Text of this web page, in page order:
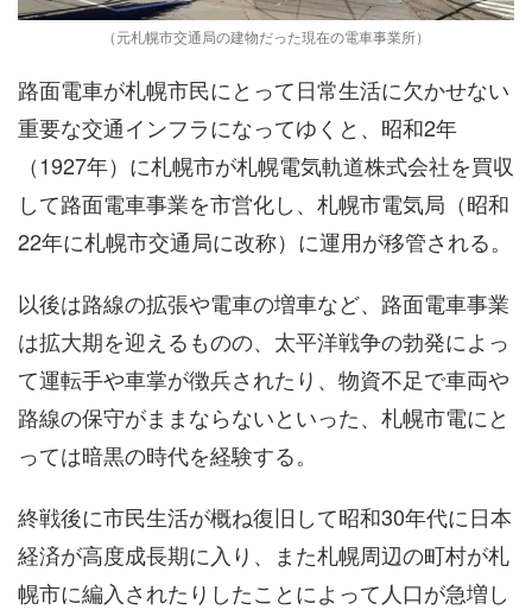
（元札幌市交通局の建物だった現在の電車事業所）
路面電車が札幌市民にとって日常生活に欠かせない
重要な交通インフラになってゆくと、昭和2年
（1927年）に札幌市が札幌電気軌道株式会社を買収
して路面電車事業を市営化し、札幌市電気局（昭和
22年に札幌市交通局に改称）に運用が移管される。
以後は路線の拡張や電車の増車など、路面電車事業
は拡大期を迎えるものの、太平洋戦争の勃発によっ
て運転手や車掌が徴兵されたり、物資不足で車両や
路線の保守がままならないといった、札幌市電にと
っては暗黒の時代を経験する。
終戦後に市民生活が概ね復旧して昭和30年代に日本
経済が高度成長期に入り、また札幌周辺の町村が札
幌市に編入されたりしたことによって人口が急増し